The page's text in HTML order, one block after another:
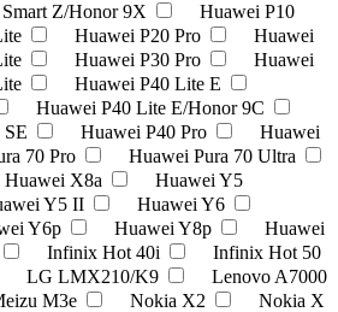
Z/Honor 9X
Huawei P10
Huawei P20 Pro
Huawei
Huawei P30 Pro
Huawei
Huawei P40 Lite E
Huawei P40 Lite E/Honor 9C
Huawei P40 Pro
Huawei
70 Pro
Huawei Pura 70 Ultra
Huawei X8a
Huawei Y5
Y5 II
Huawei Y6
Y6p Huawei Y8p
Huawei
Infinix Hot 40i
Infinix Hot 50
LG LMX210/K9
Lenovo A7000
M3e Nokia X2
Nokia Х